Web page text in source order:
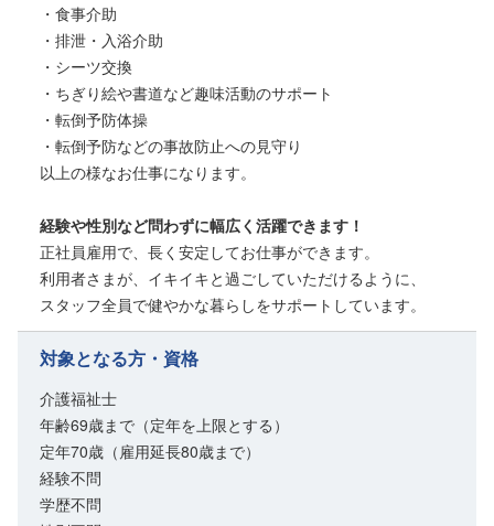
・食事介助
・排泄・入浴介助
・シーツ交換
・ちぎり絵や書道など趣味活動のサポート
・転倒予防体操
・転倒予防などの事故防止への見守り
以上の様なお仕事になります。
経験や性別など問わずに幅広く活躍できます！
正社員雇用で、長く安定してお仕事ができます。
利用者さまが、イキイキと過ごしていただけるように、
スタッフ全員で健やかな暮らしをサポートしています。
対象となる方・資格
介護福祉士
年齢69歳まで（定年を上限とする）
定年70歳（雇用延長80歳まで）
経験不問
学歴不問